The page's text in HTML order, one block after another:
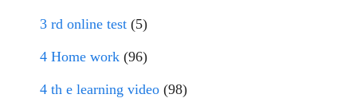
3 rd online test (5)
4 Home work (96)
4 th e learning video (98)